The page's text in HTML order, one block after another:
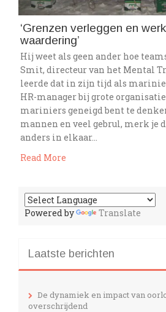
‘Grenzen verleggen en
waardering’
Hij weet als geen ander hoe
Smit, directeur van het Mental
leerde dat in zijn tijd als
HR-manager bij grote
mariniers geneigd bent te
mannen en veel gebrul, merk je
anders in elkaar…
Read More
Powered by Translate
Laatste berichten
De dynamiek en impact van
overschrijdend